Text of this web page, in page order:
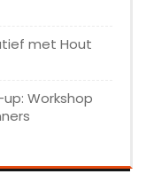
met Hout
Workshop